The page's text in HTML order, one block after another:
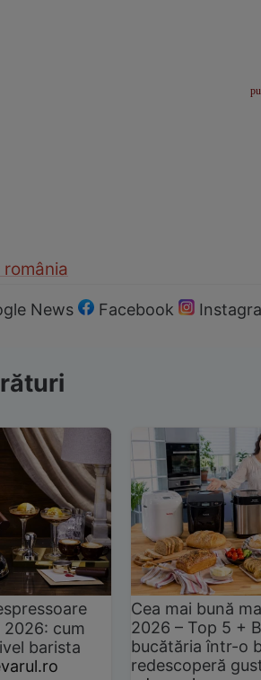
News Facebook
cum
barista
Cea mai bună
2026 – Top 5 +
bucătăria într-o
redescoperă